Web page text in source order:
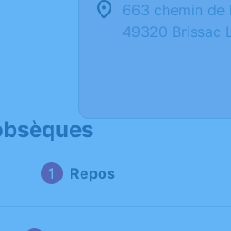
663 chemin de
49320 Brissac
Repos